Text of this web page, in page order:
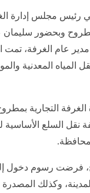
رئيس مجلس إدارة
وبحضور سليمان
عام الغرفة، تمت
المياه المعدنية
التجارية
نقل السلع الأساسية
فرضت رسوم دخول
وكذلك